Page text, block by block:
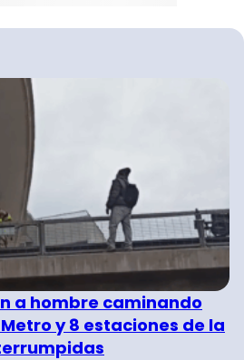
a hombre caminando
y 8 estaciones de la